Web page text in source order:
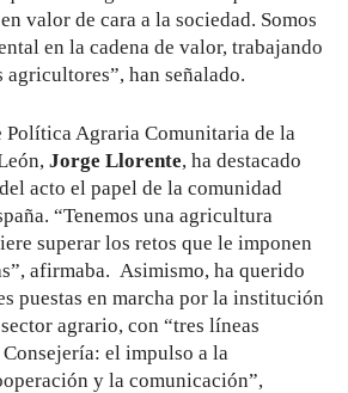
valor de cara a la sociedad. Somos
en la cadena de valor, trabajando
agricultores”, han señalado.
Política Agraria Comunitaria de la
Jorge Llorente, ha destacado
acto el papel de la comunidad
“Tenemos una agricultura
superar los retos que le imponen
afirmaba. Asimismo, ha querido
puestas en marcha por la institución
agrario, con “tres líneas
el impulso a la
y la comunicación”,